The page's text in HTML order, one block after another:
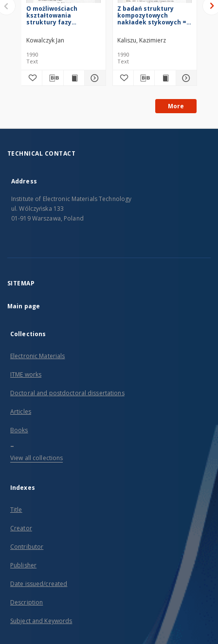
O możliwościach
kształtowania
struktury fazy
kompozytowych
materiałów stykowych
shaping refractory
phase structure of
materials
Kowalczyk Jan
1990
Text
Z badań struktury
kompozytowych
nakładek stykowych =
composite contact tips
structure
Kaliszu, Kazimierz
1990
Text
More
TECHNICAL CONTACT
Address
Institute of Electronic Materials Technology
ul. Wólczyńska 133
01-919 Warszawa, Poland
SITEMAP
Main page
Collections
Electronic Materials
ITME works
Doctoral and postdoctoral dissertations
Articles
Books
...
View all collections
Indexes
Title
Creator
Contributor
Publisher
Date issued/created
Description
Subject and Keywords